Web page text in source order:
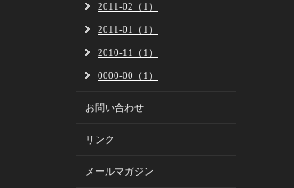
2011-02（1）
2011-01（1）
2010-11（1）
0000-00（1）
お問い合わせ
リンク
メールマガジン